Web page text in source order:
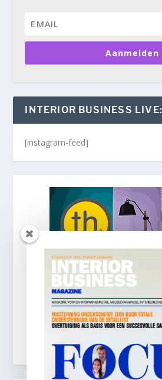
Aanmelden
INTERIOR BUSINESS LIVE:
[instagram-feed]